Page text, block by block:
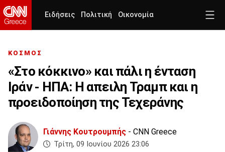
Ειδήσεις Πολιτική Οικονομία
ΚΟΣΜΟΣ
«Στο κόκκινο» και πάλι η ένταση
Ιράν - ΗΠΑ: Η απειλη Τραμπ και η
προειδοποίηση της Τεχεράνης
Γιάννης Κουτρουμπής - CNN Greece
Τρίτη, 09 Ιουνίου 2026 23:06